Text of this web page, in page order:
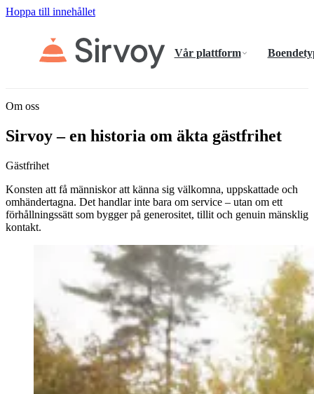
Hoppa till innehållet
Vår plattform
Om oss
Sirvoy – en historia om äkta gästfrihet
Gästfrihet
Konsten att få människor att känna sig välkomna, uppskattade och
omhändertagna. Det handlar inte bara om service – utan om ett
förhållningssätt som bygger på generositet, tillit och genuin mänsklig
kontakt.